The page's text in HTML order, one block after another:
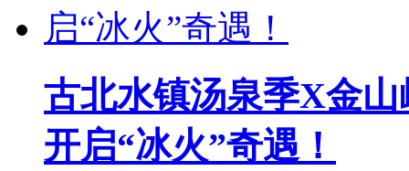
古北水镇汤泉季X金
开启“冰火”奇遇！